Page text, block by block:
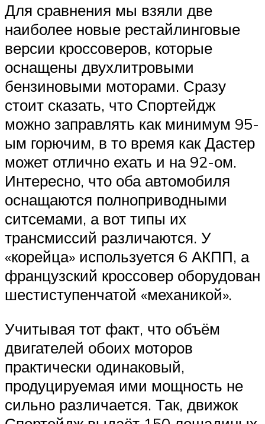
Для сравнения мы взяли две
наиболее новые рестайлинговые
версии кроссоверов, которые
оснащены двухлитровыми
бензиновыми моторами. Сразу
стоит сказать, что Спортейдж
можно заправлять как минимум 95-
ым горючим, в то время как Дастер
может отлично ехать и на 92-ом.
Интересно, что оба автомобиля
оснащаются полноприводными
ситсемами, а вот типы их
трансмиссий различаются. У
«корейца» используется 6 АКПП, а
французский кроссовер оборудован
шестиступенчатой «механикой».
Учитывая тот факт, что объём
двигателей обоих моторов
практически одинаковый,
продуцируемая ими мощность не
сильно различается. Так, движок